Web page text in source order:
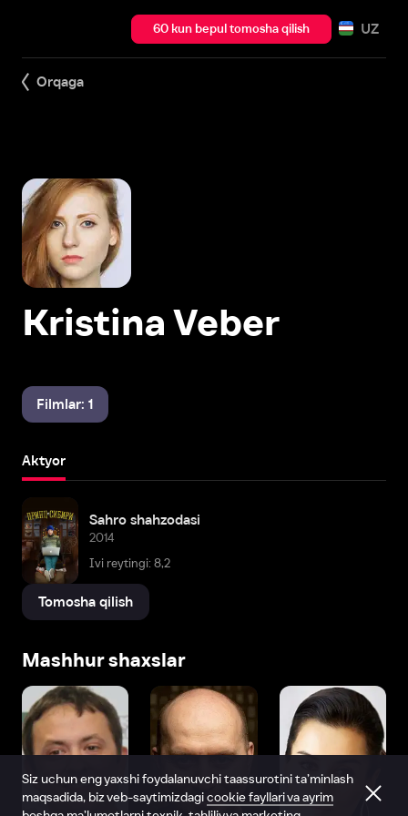
60 kun bepul tomosha qilish UZ
Orqaga
Kristina Veber
Filmlar: 1
Aktyor
Sahro shahzodasi
2014
Ivi reytingi: 8,2
Tomosha qilish
Mashhur shaxslar
Siz uchun eng yaxshi foydalanuvchi taassurotini ta’minlash
maqsadida, biz veb-saytimizdagicookie fayllari va ayrim